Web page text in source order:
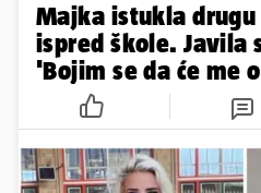
Majka istukla drugu
ispred škole. Javila
'Bojim se da će me